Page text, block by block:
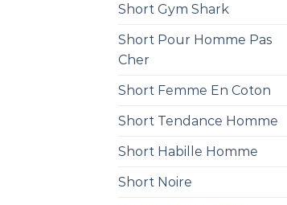
Short Gym Shark
Short Pour Homme Pas
Cher
Short Femme En Coton
Short Tendance Homme
Short Habille Homme
Short Noire